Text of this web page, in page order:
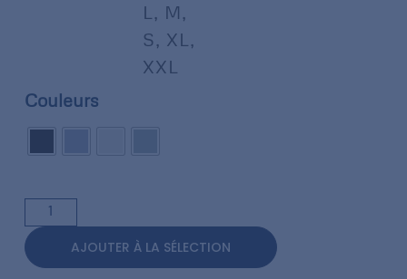
L , M ,
S , XL ,
XXL
Couleurs
AJOUTER À LA SÉLECTION